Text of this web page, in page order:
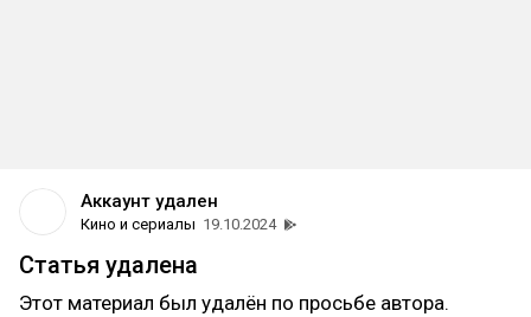
Аккаунт удален
Кино и сериалы 19.10.2024
Статья удалена
Этот материал был удалён по просьбе автора.